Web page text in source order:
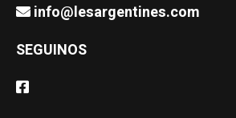
info@lesargentines.com
SEGUINOS